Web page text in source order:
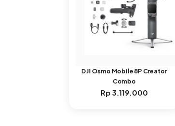
DJI Osmo Mobile 8P Creator
Combo
Rp 3.119.000